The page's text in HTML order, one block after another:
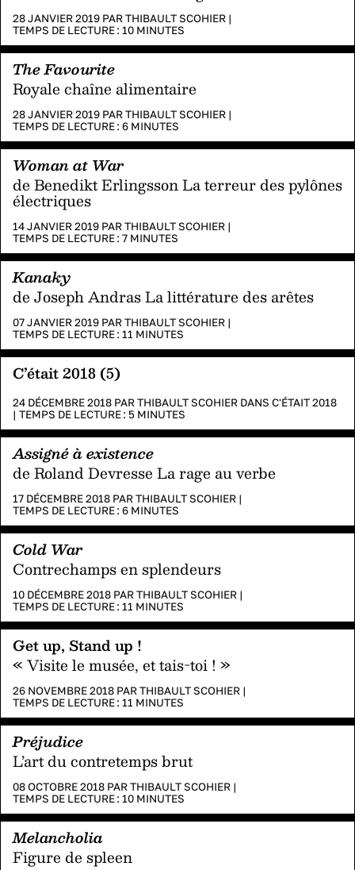
28 JANVIER 2019 PARTHIBAULT SCOHIER |
TEMPS DE LECTURE : 10 MINUTES
The Favourite
Royale chaîne alimentaire
28 JANVIER 2019 PARTHIBAULT SCOHIER |
TEMPS DE LECTURE : 6 MINUTES
Woman at War
de Benedikt Erlingsson La terreur des pylônes
électriques
14 JANVIER 2019 PARTHIBAULT SCOHIER |
TEMPS DE LECTURE : 7 MINUTES
Kanaky
de Joseph Andras La littérature des arêtes
07 JANVIER 2019 PARTHIBAULT SCOHIER |
TEMPS DE LECTURE : 11 MINUTES
C’était 2018 (5)
24 DÉCEMBRE 2018 PARTHIBAULT SCOHIER DANS C'ÉTAIT 2018
| TEMPS DE LECTURE : 5 MINUTES
Assigné à existence
de Roland Devresse La rage au verbe
17 DÉCEMBRE 2018 PARTHIBAULT SCOHIER |
TEMPS DE LECTURE : 6 MINUTES
Cold War
Contrechamps en splendeurs
10 DÉCEMBRE 2018 PARTHIBAULT SCOHIER |
TEMPS DE LECTURE : 11 MINUTES
Get up, Stand up !
« Visite le musée, et tais-toi ! »
26 NOVEMBRE 2018 PARTHIBAULT SCOHIER |
TEMPS DE LECTURE : 11 MINUTES
Préjudice
L’art du contretemps brut
08 OCTOBRE 2018 PARTHIBAULT SCOHIER |
TEMPS DE LECTURE : 10 MINUTES
Melancholia
Figure de spleen